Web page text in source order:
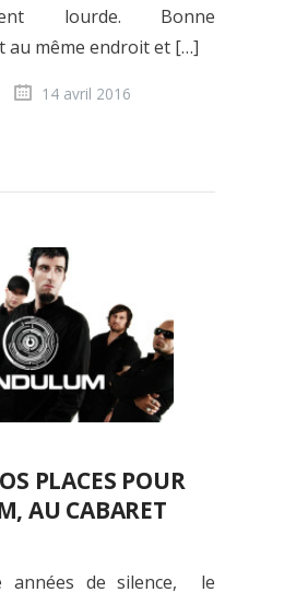
lourde. Bonne
au même endroit et […]
14 avril 2016
PLACES POUR
AU CABARET
années de silence, le